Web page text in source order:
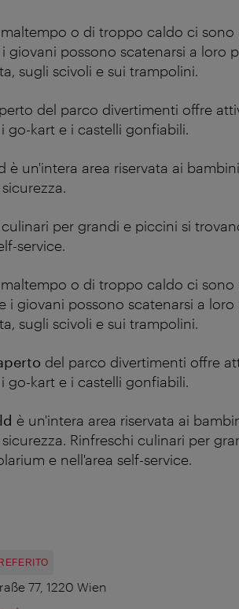
o di troppo caldo ci
giovani possono scatenarsi a loro
sugli scivoli e sui trampolini.
del parco divertimenti offre
go-kart e i castelli gonfiabili.
è un'intera area riservata ai
per grandi e piccini si
service.
o di troppo caldo ci sono
i giovani possono scatenarsi a
sugli scivoli e sui trampolini.
del parco divertimenti offre
go-kart e i castelli gonfiabili.
è un'intera area riservata ai
Rinfreschi culinari per
e nell'area self-service.
77, 1220 Wien